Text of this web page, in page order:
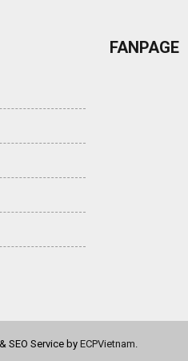
FANPAGE
SEO Service byECPVietnam.